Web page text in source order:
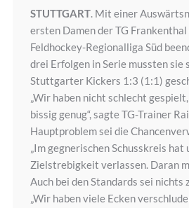
STUTTGART. Mit einer
ersten Damen der TG
Feldhockey-Regionalliga Süd
drei Erfolgen in Serie mussten sie
Stuttgarter Kickers 1:3 (1:1)
„Wir haben nicht schlecht
bissig genug“, sagte TG-Trainer
Hauptproblem sei die
„Im gegnerischen Schusskreis hat
Zielstrebigkeit verlassen. Daran
Auch bei den Standards sei nichts
„Wir haben viele Ecken